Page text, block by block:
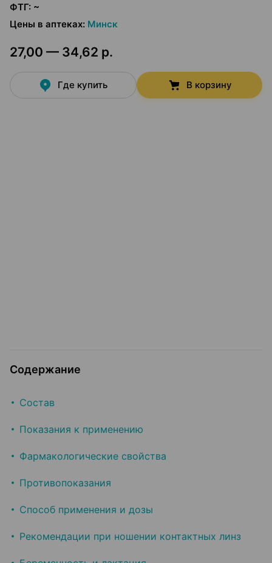
ФТГ: ~
Цены в аптеках: Минск
27,00 — 34,62 р.
Где купить В корзину
Содержание
Состав
Показания к применению
Фармакологические свойства
Противопоказания
Способ применения и дозы
Рекомендации при ношении контактных линз